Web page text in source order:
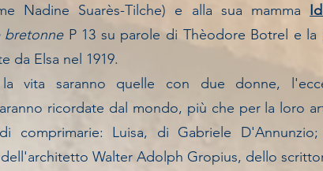
Nadine Suarès-Tilche) e alla sua mamma
bretonne P 13 su parole di Thèodore Botrel e la
da Elsa nel 1919.
vita saranno quelle con due donne,
ricordate dal mondo, più che per la loro
comprimarie: Luisa, di Gabriele
Walter Adolph Gropius, dello